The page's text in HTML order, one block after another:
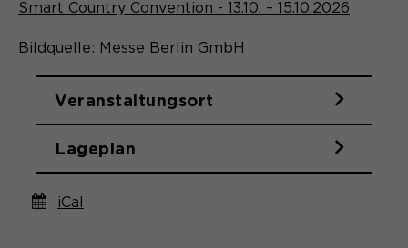
Smart Country Convention - 13.10. – 15.10.2026
Bildquelle: Messe Berlin GmbH
Veranstaltungsort
Lageplan
iCal